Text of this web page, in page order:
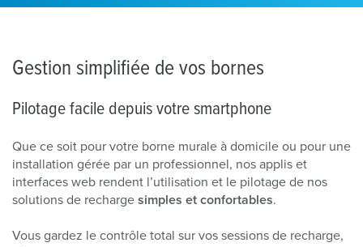
Gestion simplifiée de vos bornes
Pilotage facile depuis votre smartphone
Que ce soit pour votre borne murale à domicile ou pour une
installation gérée par un professionnel, nos applis et
interfaces web rendent l’utilisation et le pilotage de nos
solutions de recharge simples et confortables.
Vous gardez le contrôle total sur vos sessions de recharge,